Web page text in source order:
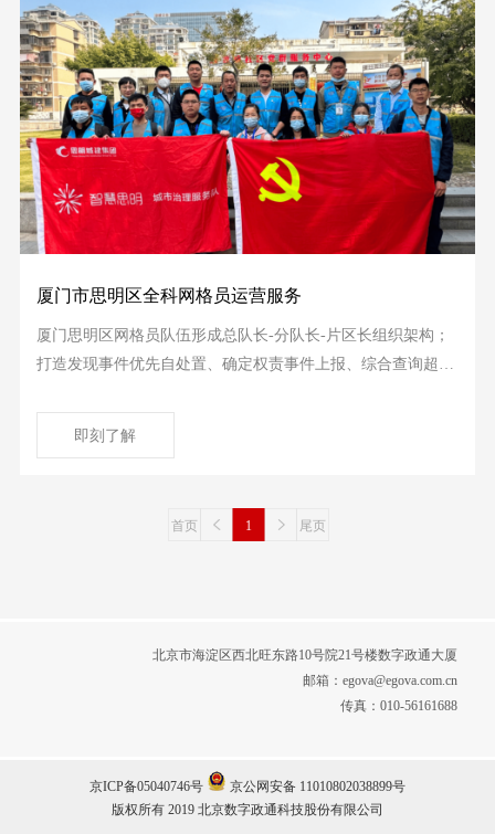
厦门市思明区全科网格员运营服务
厦门思明区网格员队伍形成总队长-分队长-片区长组织架构；
打造发现事件优先自处置、确定权责事件上报、综合查询超期
即刻了解
首页 1 尾页
北京市海淀区西北旺东路10号院21号楼数字政通大厦
邮箱：egova@egova.com.cn
传真：010-56161688
京ICP备05040746号
京公网安备 11010802038899号
版权所有 2019 北京数字政通科技股份有限公司